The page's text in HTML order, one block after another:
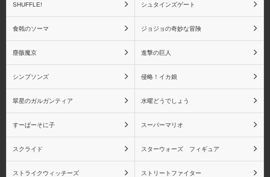
シャイニング・ハーツ
シャイニング・フォー
ス・フェザー
ス
SHUFFLE! シュタインズゲート
食戟のソーマ ジョジョの奇妙な冒険
塵骸魔京 進撃の巨人
シンプソンズ 侵略！イカ娘
翠星のガルガンティア 水曜どうでしょう
すーぱーそに子 スーパーマリオ
スクライド スターウォーズ フィギュア
ストライクウィッチーズ ストリートファイター